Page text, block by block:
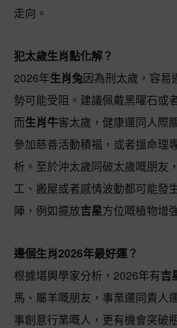
走向。
犯太歲生肖點化解？
2026年生肖兔因為刑太歲，容易
勢可能受阻。建議佩戴黑曜石或
而生肖牛害太歲，健康運同人際
參加慈善活動積福，或者搵命理
析。至於沖太歲同破太歲嘅朋友
工、搬屋或者感情波動都可能發
陣，例如擺放吉星方位嘅植物增
邊個生肖2026年最好運？
根據堪輿學家分析，2026年有吉
馬、屬羊嘅朋友，事業運同貴人
事創意行業嘅人，更有機會突破